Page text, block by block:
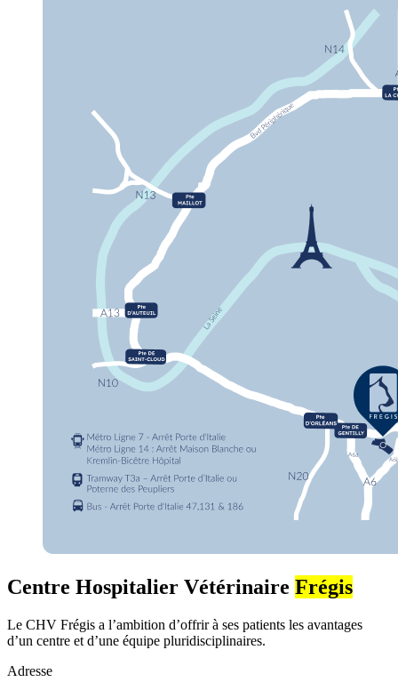
Centre Hospitalier Vétérinaire Frégis
Le CHV Frégis a l’ambition d’offrir à ses patients les avantages
d’un centre et d’une équipe pluridisciplinaires.
Adresse